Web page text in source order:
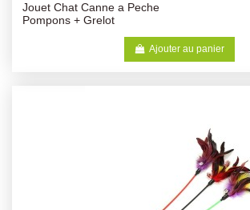
Jouet Chat Canne a Peche
Pompons + Grelot
Ajouter au panier